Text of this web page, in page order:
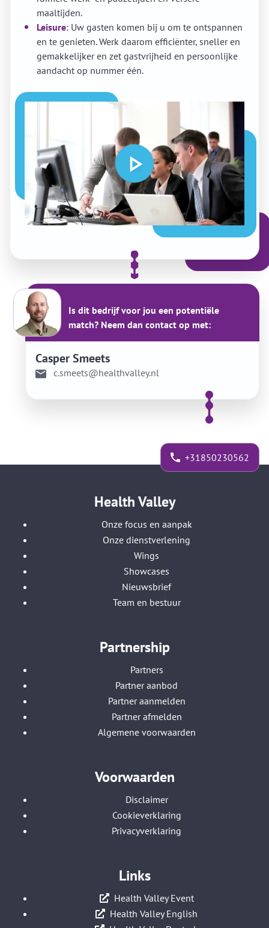
maaltijden.
Leisure: Uw gasten komen bij u om te ontspannen
en te genieten. Werk daarom efficiënter, sneller en
gemakkelijker en zet gastvrijheid en persoonlijke
aandacht op nummer één.
Is dit bedrijf voor jou een potentiële
match? Neem dan contact op met:
Casper Smeets
c.smeets@healthvalley.nl
+31850230562
Health Valley
Onze focus en aanpak
Onze dienstverlening
Wings
Showcases
Nieuwsbrief
Team en bestuur
Partnership
Partners
Partner aanbod
Partner aanmelden
Partner afmelden
Algemene voorwaarden
Voorwaarden
Disclaimer
Cookieverklaring
Privacyverklaring
Links
Health Valley Event
Health Valley English